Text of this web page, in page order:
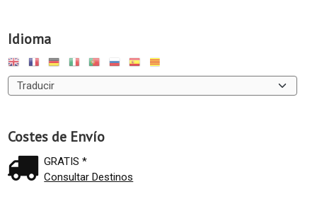
Idioma
Costes de Envío
GRATIS *
Consultar Destinos